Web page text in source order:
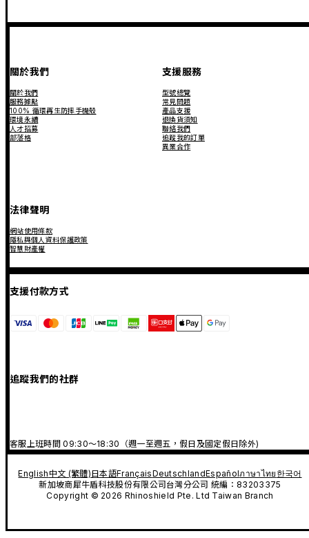
關於我們
關於我們
服務據點
100% 循環再生防摔手機殼
環境永續
人才招募
部落格
支援服務
型號總覽
常見問題
產品支援
退換貨須知
聯絡我們
追蹤我的訂單
異業合作
法律聲明
網站使用條款
隱私與個人資料保護政策
智慧財產權
支援付款方式
追蹤我們的社群
客服上班時間 09:30～18:30（週一至週五，假日及國定假日除外)
English中文 (繁體)日本語FrançaisDeutschlandEspañolภาษาไทย 한국어
新加坡商犀牛盾科技股份有限公司台灣分公司 統編：83203375
Copyright © 2026 Rhinoshield Pte. Ltd Taiwan Branch